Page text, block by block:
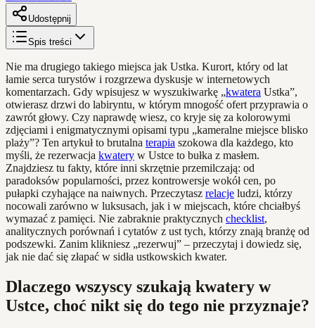
Udostępnij
Spis treści
Nie ma drugiego takiego miejsca jak Ustka. Kurort, który od lat
łamie serca turystów i rozgrzewa dyskusje w internetowych
komentarzach. Gdy wpisujesz w wyszukiwarkę „kwatera Ustka”,
otwierasz drzwi do labiryntu, w którym mnogość ofert przyprawia o
zawrót głowy. Czy naprawdę wiesz, co kryje się za kolorowymi
zdjęciami i enigmatycznymi opisami typu „kameralne miejsce blisko
plaży”? Ten artykuł to brutalna terapia szokowa dla każdego, kto
myśli, że rezerwacja kwatery w Ustce to bułka z masłem.
Znajdziesz tu fakty, które inni skrzętnie przemilczają: od
paradoksów popularności, przez kontrowersje wokół cen, po
pułapki czyhające na naiwnych. Przeczytasz relacje ludzi, którzy
nocowali zarówno w luksusach, jak i w miejscach, które chciałbyś
wymazać z pamięci. Nie zabraknie praktycznych checklist,
analitycznych porównań i cytatów z ust tych, którzy znają branżę od
podszewki. Zanim klikniesz „rezerwuj” – przeczytaj i dowiedz się,
jak nie dać się złapać w sidła ustkowskich kwater.
Dlaczego wszyscy szukają kwatery w
Ustce, choć nikt się do tego nie przyznaje?